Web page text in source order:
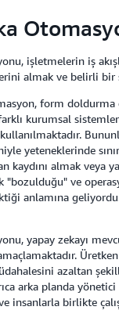
işletmelerin iş
almak ve belirli bir
form
kurumsal
kullanılmaktadır.
yeteneklerinde
kaydını almak veya
"bozulduğu" ve
anlamına
yapay zekayı
azaltan
arka planda
insanlarla birlikte